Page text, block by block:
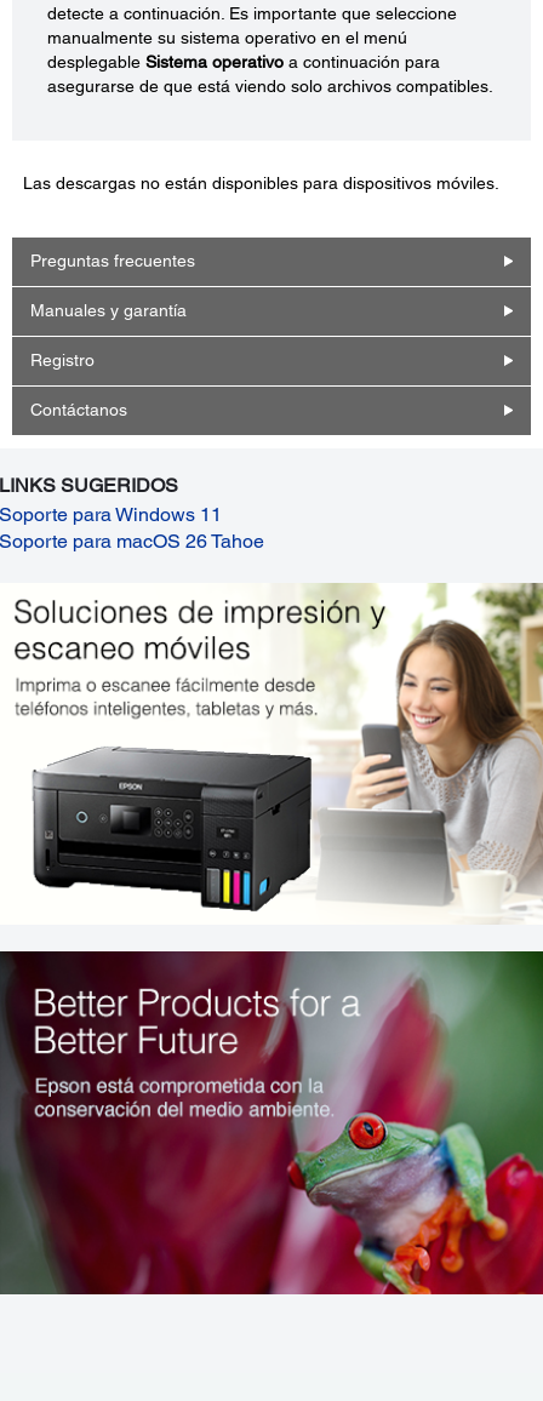
detecte a continuación. Es importante que seleccione
manualmente su sistema operativo en el menú
desplegable Sistema operativo a continuación para
asegurarse de que está viendo solo archivos compatibles.
Las descargas no están disponibles para dispositivos móviles.
Preguntas frecuentes
Manuales y garantía
Registro
Contáctanos
LINKS SUGERIDOS
Soporte para Windows 11
Soporte para macOS 26 Tahoe